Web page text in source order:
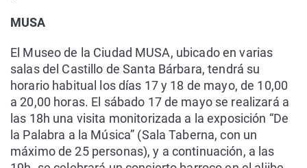
MUSA
El Museo de la Ciudad MUSA, ubicado en varias
salas del Castillo de Santa Bárbara, tendrá su
horario habitual los días 17 y 18 de mayo, de 10,00
a 20,00 horas. El sábado 17 de mayo se realizará a
las 18h una visita monitorizada a la exposición “De
la Palabra a la Música” (Sala Taberna, con un
máximo de 25 personas), y a continuación, a las